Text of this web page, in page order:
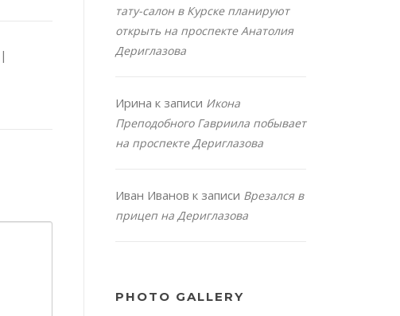
|
тату-салон в Курске планируют
открыть на проспекте Анатолия
Дериглазова
Ирина к записи Икона
Преподобного Гавриила побывает
на проспекте Дериглазова
Иван Иванов к записи Врезался в
прицеп на Дериглазова
PHOTO GALLERY